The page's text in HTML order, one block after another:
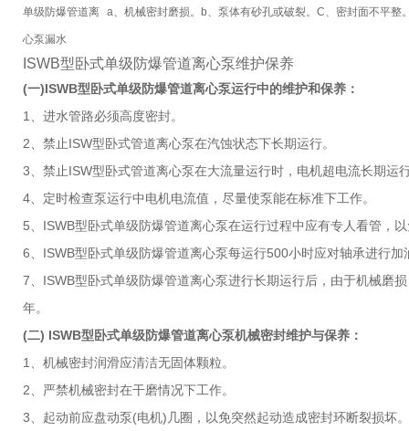
单级防爆管道离
心泵漏水
a、机械密封磨损。 b、泵体有砂孔或破裂。 C、密封面不平整
ISWB型卧式单级防爆管道离心泵维护保养
(一)ISWB型卧式单级防爆管道离心泵运行中的维护和保养：
1、进水管路必须高度密封。
2、禁止ISW型卧式管道离心泵在汽蚀状态下长期运行。
3、禁止ISW型卧式管道离心泵在大流量运行时，电机超电流长期运
4、定时检查泵运行中电机电流值，尽量使泵能在标准下工作。
5、ISWB型卧式单级防爆管道离心泵在运行过程中应有专人看管，
6、ISWB型卧式单级防爆管道离心泵每运行500小时应对轴承进行
7、ISWB型卧式单级防爆管道离心泵进行长期运行后，由于机械磨
年。
(二) ISWB型卧式单级防爆管道离心泵机械密封维护与保养：
1、机械密封润滑应清洁无固体颗粒。
2、严禁机械密封在干磨情况下工作。
3、起动前应盘动泵(电机)几圈，以免突然起动造成密封环断裂损坏。